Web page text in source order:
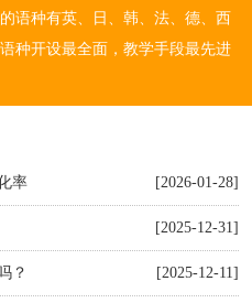
语种有英、日、韩、法、德、西
种开设最全面，教学手段最先进
率 [2026-01-28]
[2025-12-31]
？ [2025-12-11]